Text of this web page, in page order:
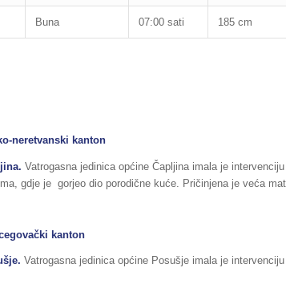
Buna 07:00 sati 185 cm
neretvanski kanton
Vatrogasna jedinica općine Čapljina imala je
gdje je gorjeo dio porodične kuće. Pričinjena je veća
kanton
Vatrogasna jedinica općine Posušje imala je